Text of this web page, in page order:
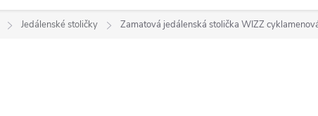
Jedálenské stoličky Zamatová jedálenská stolička WIZZ